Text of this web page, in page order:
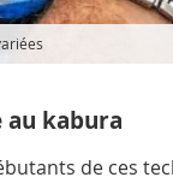
au kabura
de ces